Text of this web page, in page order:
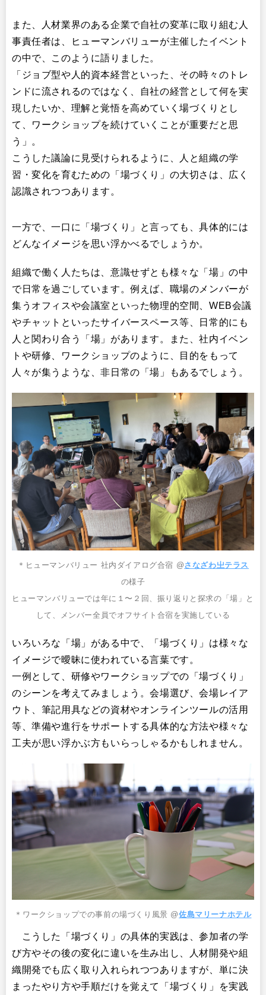
また、人材業界のある企業で自社の変革に取り組む人
事責任者は、ヒューマンバリューが主催したイベント
の中で、このように語りました。
「ジョブ型や人的資本経営といった、その時々のトレ
ンドに流されるのではなく、自社の経営として何を実
現したいか、理解と覚悟を高めていく場づくりとし
て、ワークショップを続けていくことが重要だと思
う」。
こうした議論に見受けられるように、人と組織の学
習・変化を育むための「場づくり」の大切さは、広く
認識されつつあります。
一方で、一口に「場づくり」と言っても、具体的には
どんなイメージを思い浮かべるでしょうか。
組織で働く人たちは、意識せずとも様々な「場」の中
で日常を過ごしています。例えば、職場のメンバーが
集うオフィスや会議室といった物理的空間、WEB会議
やチャットといったサイバースペース等、日常的にも
人と関わり合う「場」があります。また、社内イベン
トや研修、ワークショップのように、目的をもって
人々が集うような、非日常の「場」もあるでしょう。
＊ヒューマンバリュー 社内ダイアログ合宿 @さなざわ㞢テラス
の様子
ヒューマンバリューでは年に１〜２回、振り返りと探求の「場」と
して、メンバー全員でオフサイト合宿を実施している
いろいろな「場」がある中で、「場づくり」は様々な
イメージで曖昧に使われている言葉です。
一例として、研修やワークショップでの「場づくり」
のシーンを考えてみましょう。会場選び、会場レイア
ウト、筆記用具などの資材やオンラインツールの活用
等、準備や進行をサポートする具体的な方法や様々な
工夫が思い浮かぶ方もいらっしゃるかもしれません。
＊ワークショップでの事前の場づくり風景 @佐島マリーナホテル
こうした「場づくり」の具体的実践は、参加者の学
び方やその後の変化に違いを生み出し、人材開発や組
織開発でも広く取り入れられつつありますが、単に決
まったやり方や手順だけを覚えて「場づくり」を実践